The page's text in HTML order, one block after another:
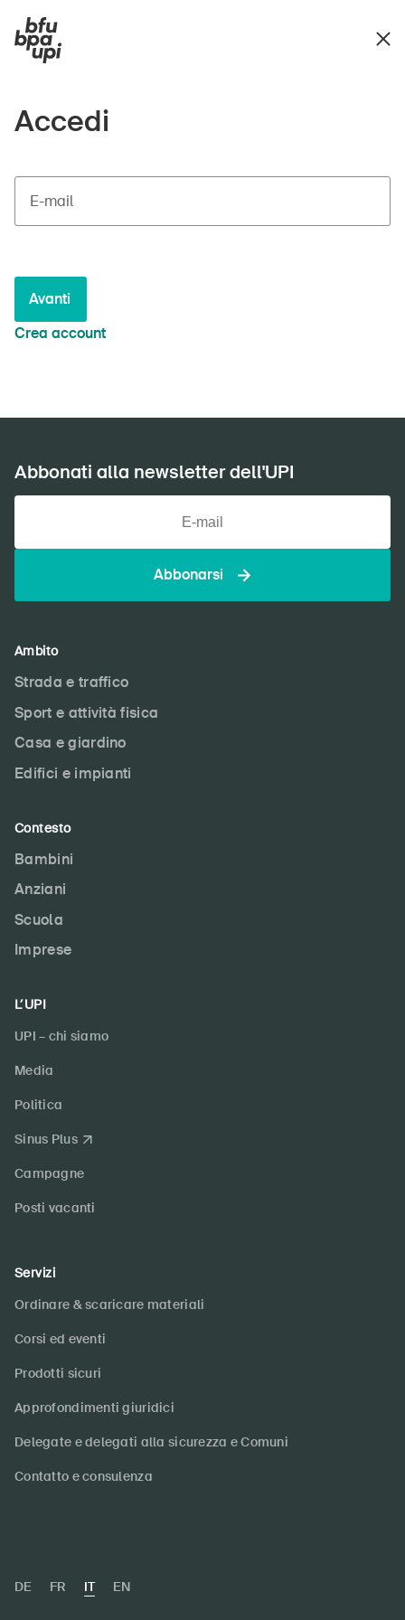
Accedi
E-mail
Avanti
Crea account
Abbonati alla newsletter dell'UPI
Abbonarsi
Ambito
Strada e traffico
Sport e attività fisica
Casa e giardino
Edifici e impianti
Contesto
Bambini
Anziani
Scuola
Imprese
L’UPI
UPI – chi siamo
Media
Politica
Sinus Plus
Campagne
Posti vacanti
Servizi
Ordinare & scaricare materiali
Corsi ed eventi
Prodotti sicuri
Approfondimenti giuridici
Delegate e delegati alla sicurezza e Comuni
Contatto e consulenza
DE FR IT EN